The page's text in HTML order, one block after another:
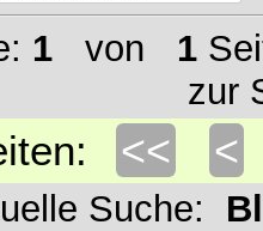
1 von 1
zur
<< <
Suche: